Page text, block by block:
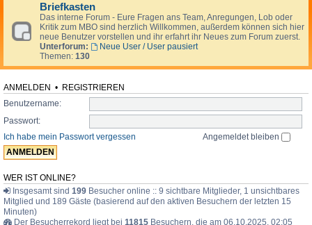
Briefkasten
Das interne Forum - Eure Fragen ans Team, Anregungen, Lob oder
Kritik zum MBO sind herzlich Willkommen, außerdem können sich hier
neue Benutzer vorstellen und ihr erfahrt ihr Neues zum Forum zuerst.
Unterforum:
Neue User / User pausiert
Themen: 130
ANMELDEN • REGISTRIEREN
Benutzername:
Passwort:
Ich habe mein Passwort vergessen
Angemeldet bleiben
WER IST ONLINE?
Insgesamt sind 199 Besucher online :: 9 sichtbare Mitglieder, 1 unsichtbares
Mitglied und 189 Gäste (basierend auf den aktiven Besuchern der letzten 15
Minuten)
Der Besucherrekord liegt bei 11815 Besuchern, die am 06.10.2025, 02:05